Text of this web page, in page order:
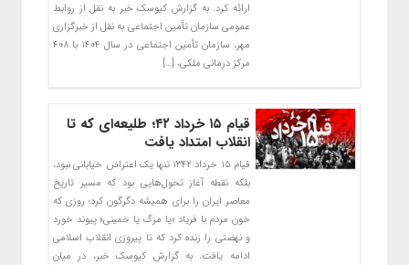
ارائه کرد. به گزارش کیوسک خبر به نقل از روابط
عمومی سازمان تأمین اجتماعی به نقل از خبرگزاری
مهر، سازمان تأمین اجتماعی در سال ۱۴۰۴ با ۴۰۸
مرکز درمانی ملکی، […]
قیام ۱۵ خرداد ۴۲؛ طلیعه‌ای که تا
انقلاب امتداد یافت
قیام ۱۵ خرداد ۱۳۴۲ تنها یک اعتراض خیابانی نبود،
بلکه نقطه آغاز تحول‌هایی بود که مسیر تاریخ
معاصر ایران را برای همیشه دگرگون کرد؛ روزی که
خون مردم با فریاد «یا مرگ یا خمینی» پیوند خورد
و نهضتی را زنده کرد که تا پیروزی انقلاب اسلامی
ادامه یافت. به گزارش کیوسک خبر، در میان